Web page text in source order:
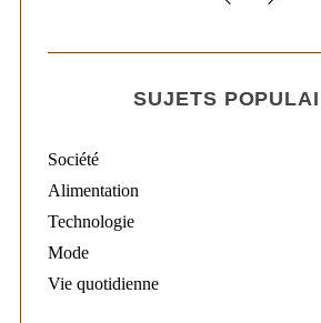
SUJETS
Société
Alimentation
Technologie
Mode
Vie quotidienne